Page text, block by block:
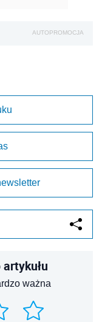
AUTOPROMOCJA
ważna